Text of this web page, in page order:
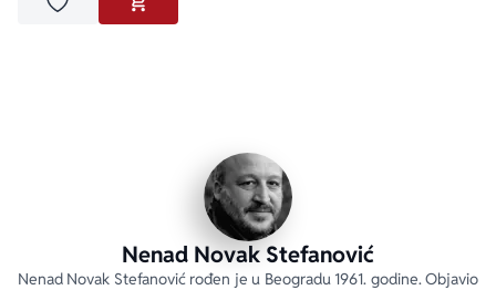
Dodaj u omiljeneDODAJ U KORPU
Nenad Novak Stefanović
Nenad Novak Stefanović rođen je u Beogradu 1961. godine. Objavio